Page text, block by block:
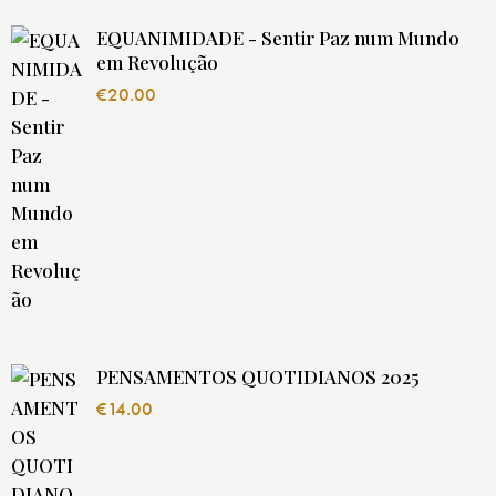
EQUANIMIDADE - Sentir Paz num Mundo
em Revolução
€20.00
PENSAMENTOS QUOTIDIANOS 2025
€14.00